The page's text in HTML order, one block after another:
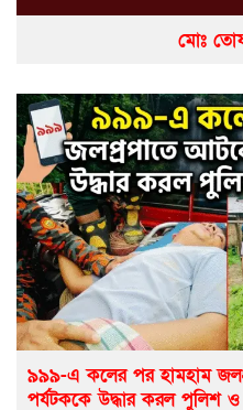
মোঃ
৯৯৯-এ কলের পর হামহাম
পর্যটককে উদ্ধার করল পুলিশ ও